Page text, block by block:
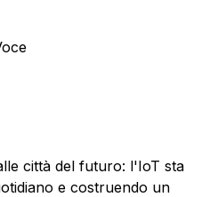
città del futuro: l'IoT sta
e costruendo un